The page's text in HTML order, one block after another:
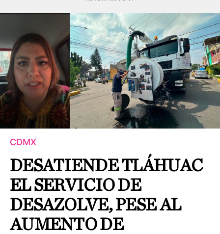
CDMX
DESATIENDE TLÁHUAC
EL SERVICIO DE
DESAZOLVE, PESE AL
AUMENTO DE